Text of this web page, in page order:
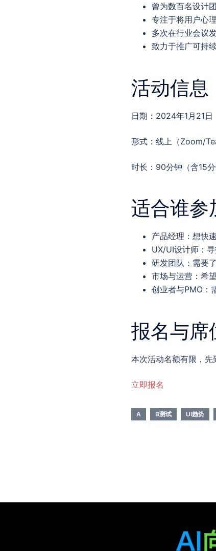
曾为数百名设计
专注于将用户心
多次在行业会议
致力于推广可持
活动信息
日期：2024年1月21日
形式：线上（Zoom/
时长：90分钟（含15分
适合谁参
产品经理：想快
UX/UI设计师：
研发团队：需要
市场与运营：希
创业者与PMO：
报名与席
本次活动名额有限，先
立即报名
A B测试 UI趋势